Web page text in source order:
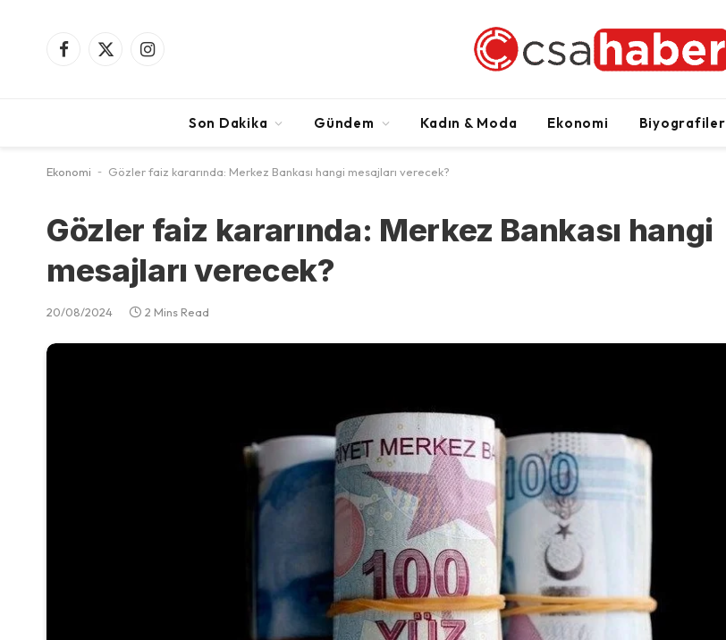
Facebook
X
Instagram
Son Dakika Gündem Kadın & Moda Ekonomi Biyografiler
Ekonomi - Gözler faiz kararında: Merkez Bankası hangi mesajları verecek?
Gözler faiz kararında: Merkez Bankası hangi
mesajları verecek?
20/08/2024 2 Mins Read